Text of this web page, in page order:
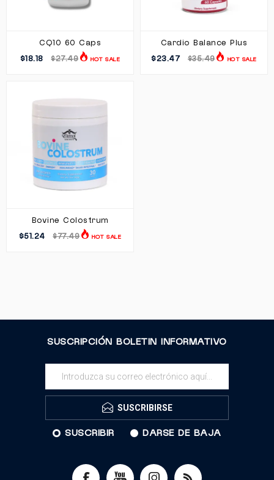
CQ10 60 Caps
$18.18 $27.49 HOT SALE
Cardio Balance Plus
$23.47 $35.49 HOT SALE
Bovine Colostrum
$51.24 $77.49 HOT SALE
SUSCRIPCIÓN BOLETIN INFORMATIVO
SUSCRIBIRSE
SUSCRIBIR DARSE DE BAJA